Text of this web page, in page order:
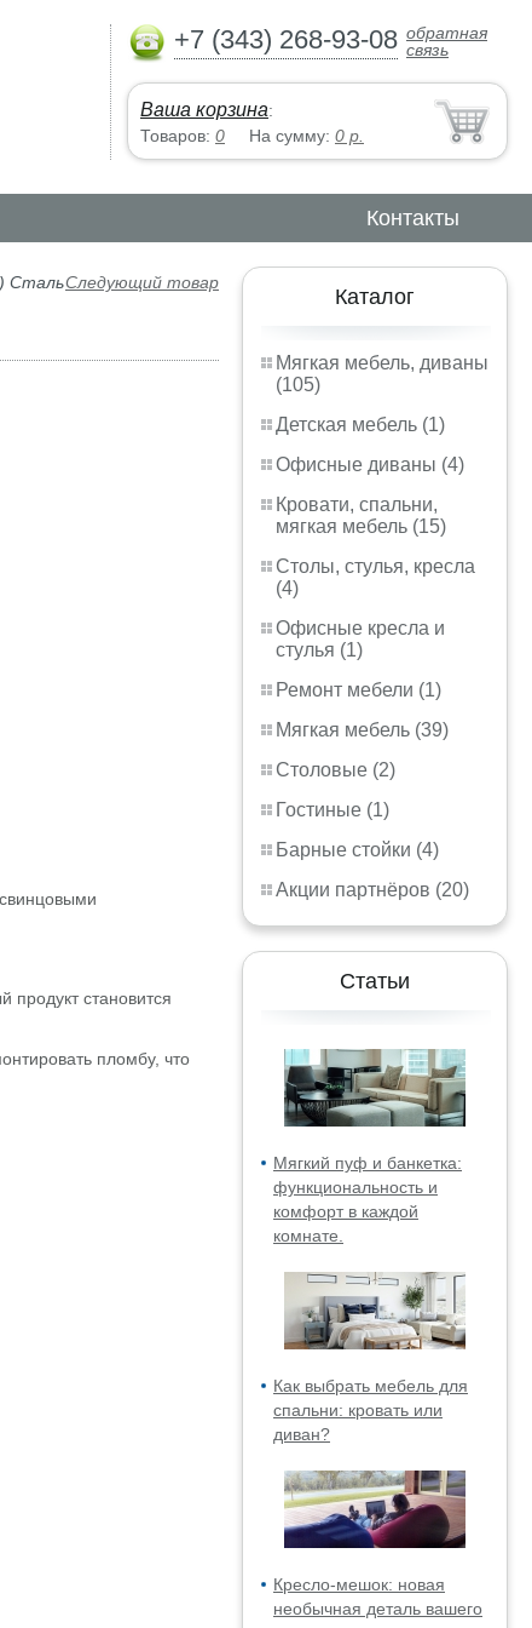
+7 (343) 268-93-08 обратная
связь
Ваша корзина:
Товаров: 0 На сумму: 0 р.
Контакты
Каталог
Мягкая мебель, диваны
(105)
Детская мебель (1)
Офисные диваны (4)
Кровати, спальни,
мягкая мебель (15)
Столы, стулья, кресла
(4)
Офисные кресла и
стулья (1)
Ремонт мебели (1)
Мягкая мебель (39)
Столовые (2)
Гостиные (1)
Барные стойки (4)
Акции партнёров (20)
Статьи
Мягкий пуф и банкетка:
функциональность и
комфорт в каждой
комнате.
Как выбрать мебель для
спальни: кровать или
диван?
Кресло-мешок: новая
необычная деталь вашего
Следующий товар
Сталь
становится
пломбу, что